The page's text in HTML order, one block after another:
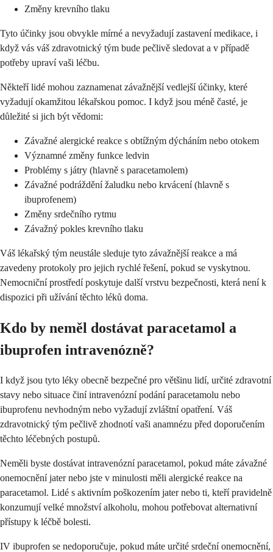
Změny krevního tlaku
Tyto účinky jsou obvykle mírné a nevyžadují zastavení medikace, i
když vás váš zdravotnický tým bude pečlivě sledovat a v případě
potřeby upraví vaši léčbu.
Někteří lidé mohou zaznamenat závažnější vedlejší účinky, které
vyžadují okamžitou lékařskou pomoc. I když jsou méně časté, je
důležité si jich být vědomi:
Závažné alergické reakce s obtížným dýcháním nebo otokem
Významné změny funkce ledvin
Problémy s játry (hlavně s paracetamolem)
Závažné podráždění žaludku nebo krvácení (hlavně s
ibuprofenem)
Změny srdečního rytmu
Závažný pokles krevního tlaku
Váš lékařský tým neustále sleduje tyto závažnější reakce a má
zavedeny protokoly pro jejich rychlé řešení, pokud se vyskytnou.
Nemocniční prostředí poskytuje další vrstvu bezpečnosti, která není k
dispozici při užívání těchto léků doma.
Kdo by neměl dostávat paracetamol a
ibuprofen intravenózně?
I když jsou tyto léky obecně bezpečné pro většinu lidí, určité zdravotní
stavy nebo situace činí intravenózní podání paracetamolu nebo
ibuprofenu nevhodným nebo vyžadují zvláštní opatření. Váš
zdravotnický tým pečlivě zhodnotí vaši anamnézu před doporučením
těchto léčebných postupů.
Neměli byste dostávat intravenózní paracetamol, pokud máte závažné
onemocnění jater nebo jste v minulosti měli alergické reakce na
paracetamol. Lidé s aktivním poškozením jater nebo ti, kteří pravidelně
konzumují velké množství alkoholu, mohou potřebovat alternativní
přístupy k léčbě bolesti.
IV ibuprofen se nedoporučuje, pokud máte určité srdeční onemocnění,